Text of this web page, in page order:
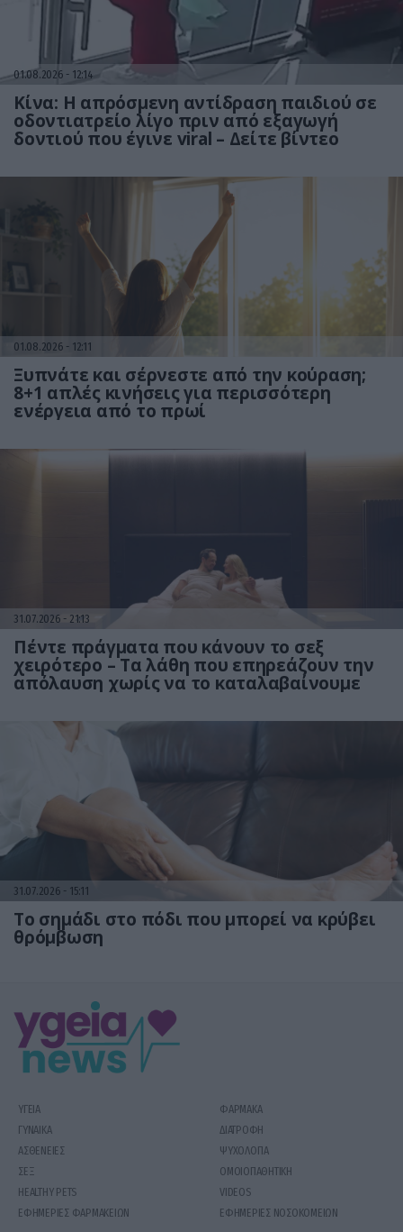
01.08.2026 12:14
Κίνα: Η απρόσμενη αντίδραση παιδιού σε
οδοντιατρείο λίγο πριν από εξαγωγή
δοντιού που έγινε viral – Δείτε βίντεο
01.08.2026 12:11
Ξυπνάτε και σέρνεστε από την κούραση;
8+1 απλές κινήσεις για περισσότερη
ενέργεια από το πρωί
31.07.2026 21:13
Πέντε πράγματα που κάνουν το σεξ
χειρότερο – Τα λάθη που επηρεάζουν την
απόλαυση χωρίς να το καταλαβαίνουμε
31.07.2026 15:11
Το σημάδι στο πόδι που μπορεί να κρύβει
θρόμβωση
ΥΓΕΙΑ
ΦΑΡΜΑΚΑ
ΓΥΝΑΙΚΑ
ΔΙΑΤΡΟΦΗ
ΑΣΘΕΝΕΙΕΣ
ΨΥΧΟΛΟΓΙΑ
ΣΕΞ
ΟΜΟΙΟΠΑΘΗΤΙΚΗ
HEALTHY PETS
VIDEOS
ΕΦΗΜΕΡΙΕΣ ΦΑΡΜΑΚΕΙΩΝ
ΕΦΗΜΕΡΙΕΣ ΝΟΣΟΚΟΜΕΙΩΝ